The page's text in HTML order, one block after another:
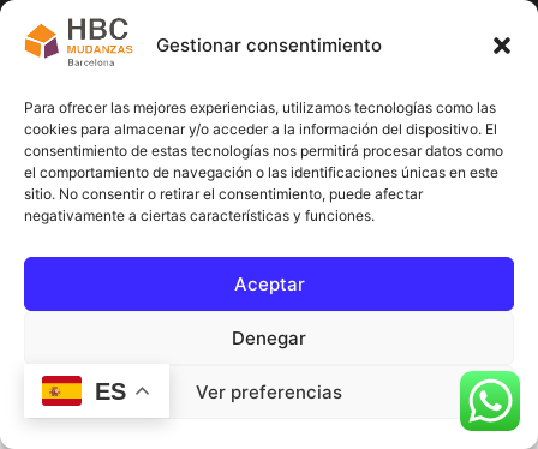
Gestionar consentimiento
Para ofrecer las mejores experiencias, utilizamos tecnologías como las
cookies para almacenar y/o acceder a la información del dispositivo. El
consentimiento de estas tecnologías nos permitirá procesar datos como
el comportamiento de navegación o las identificaciones únicas en este
sitio. No consentir o retirar el consentimiento, puede afectar
negativamente a ciertas características y funciones.
Aceptar
Denegar
Ver preferencias
100
ES